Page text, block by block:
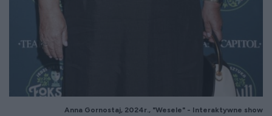
Anna Gornostaj, 2024r., "Wesele" - Interaktywne show